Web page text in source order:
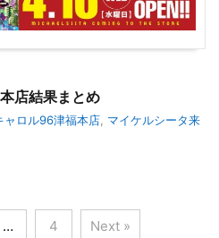
店結果まとめ
ャロル96津福本店, マイケルシータ来
… 4 Next »